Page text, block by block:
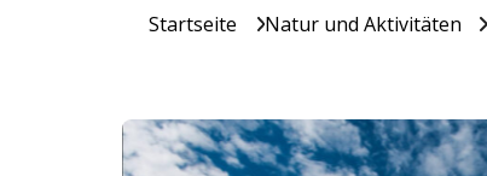
Startseite Natur und Aktivitäten